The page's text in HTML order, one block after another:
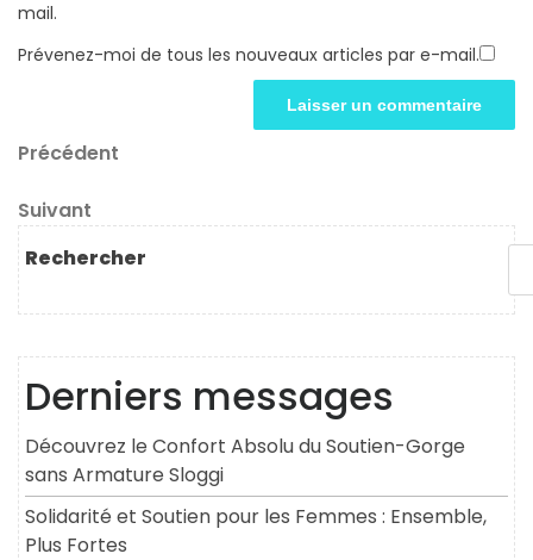
mail.
Prévenez-moi de tous les nouveaux articles par e-mail.
Navigation
de
l’article
Article
Précédent
Article
suivant
Suivant
Rechercher
Derniers messages
Découvrez le Confort Absolu du Soutien-Gorge
sans Armature Sloggi
Solidarité et Soutien pour les Femmes : Ensemble,
Plus Fortes